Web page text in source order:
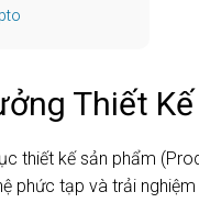
Thiết
thiết kế sản phẩm
phức tạp và trải nghiệm